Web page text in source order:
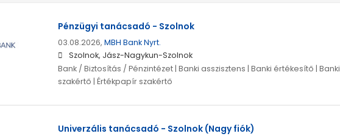
Pénzügyi tanácsadó - Szolnok
03.08.2026, MBH Bank Nyrt.
Szolnok, Jász-Nagykun-Szolnok
Bank / Biztosítás / Pénzintézet | Banki asszisztens | Banki értékesítő | Banki
szakértő | Értékpapír szakértő
Univerzális tanácsadó - Szolnok (Nagy fiók)